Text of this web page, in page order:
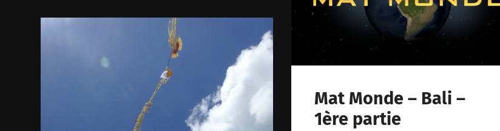
Mat Monde – Bali –
1ère partie